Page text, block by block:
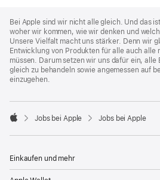
Footer
Bei Apple sind wir nicht alle gleich. Und das
woher wir kommen, wie wir denken und
Unsere Vielfalt macht uns stärker. Denn wir
Entwicklung von Produkten für alle auch alle
müssen. Darum setzen wir uns dafür ein,
gleich zu behandeln sowie angemessen auf
einzugehen.

Jobs bei Apple Jobs bei Apple
Einkaufen und mehr